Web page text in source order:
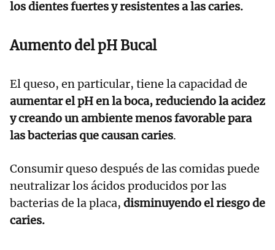
los dientes fuertes y resistentes a las caries.
Aumento del pH Bucal
El queso, en particular, tiene la capacidad de
aumentar el pH en la boca, reduciendo la acidez
y creando un ambiente menos favorable para
las bacterias que causan caries.
Consumir queso después de las comidas puede
neutralizar los ácidos producidos por las
bacterias de la placa, disminuyendo el riesgo de
caries.